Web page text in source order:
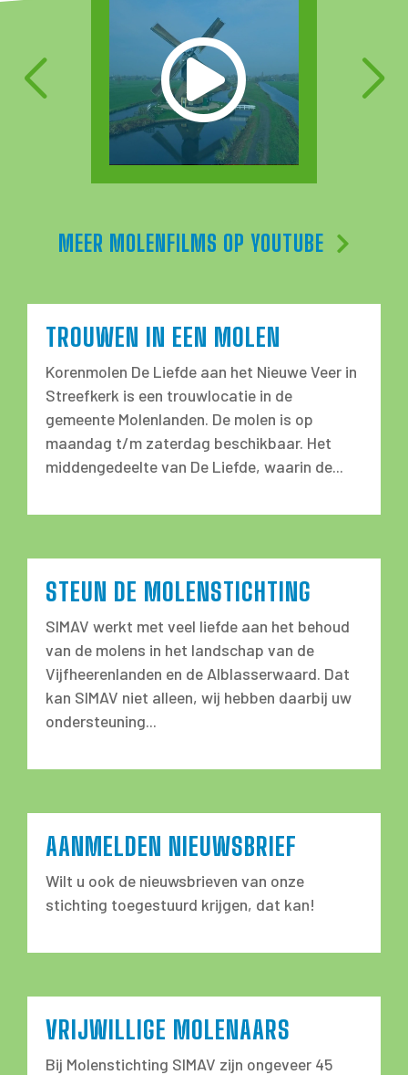
MEER MOLENFILMS OP YOUTUBE
TROUWEN IN EEN MOLEN
Korenmolen De Liefde aan het Nieuwe Veer in
Streefkerk is een trouwlocatie in de
gemeente Molenlanden. De molen is op
maandag t/m zaterdag beschikbaar. Het
middengedeelte van De Liefde, waarin de...
STEUN DE MOLENSTICHTING
SIMAV werkt met veel liefde aan het behoud
van de molens in het landschap van de
Vijfheerenlanden en de Alblasserwaard. Dat
kan SIMAV niet alleen, wij hebben daarbij uw
ondersteuning...
AANMELDEN NIEUWSBRIEF
Wilt u ook de nieuwsbrieven van onze
stichting toegestuurd krijgen, dat kan!
VRIJWILLIGE MOLENAARS
Bij Molenstichting SIMAV zijn ongeveer 45